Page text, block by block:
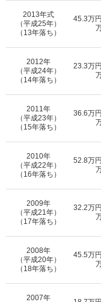
2013年式
（平成25年）
（13年落ち）
45.3万
2012年
（平成24年）
（14年落ち）
23.3万
2011年
（平成23年）
（15年落ち）
36.6万
2010年
（平成22年）
（16年落ち）
52.8万
2009年
（平成21年）
（17年落ち）
32.2万
2008年
（平成20年）
（18年落ち）
45.5万
2007年